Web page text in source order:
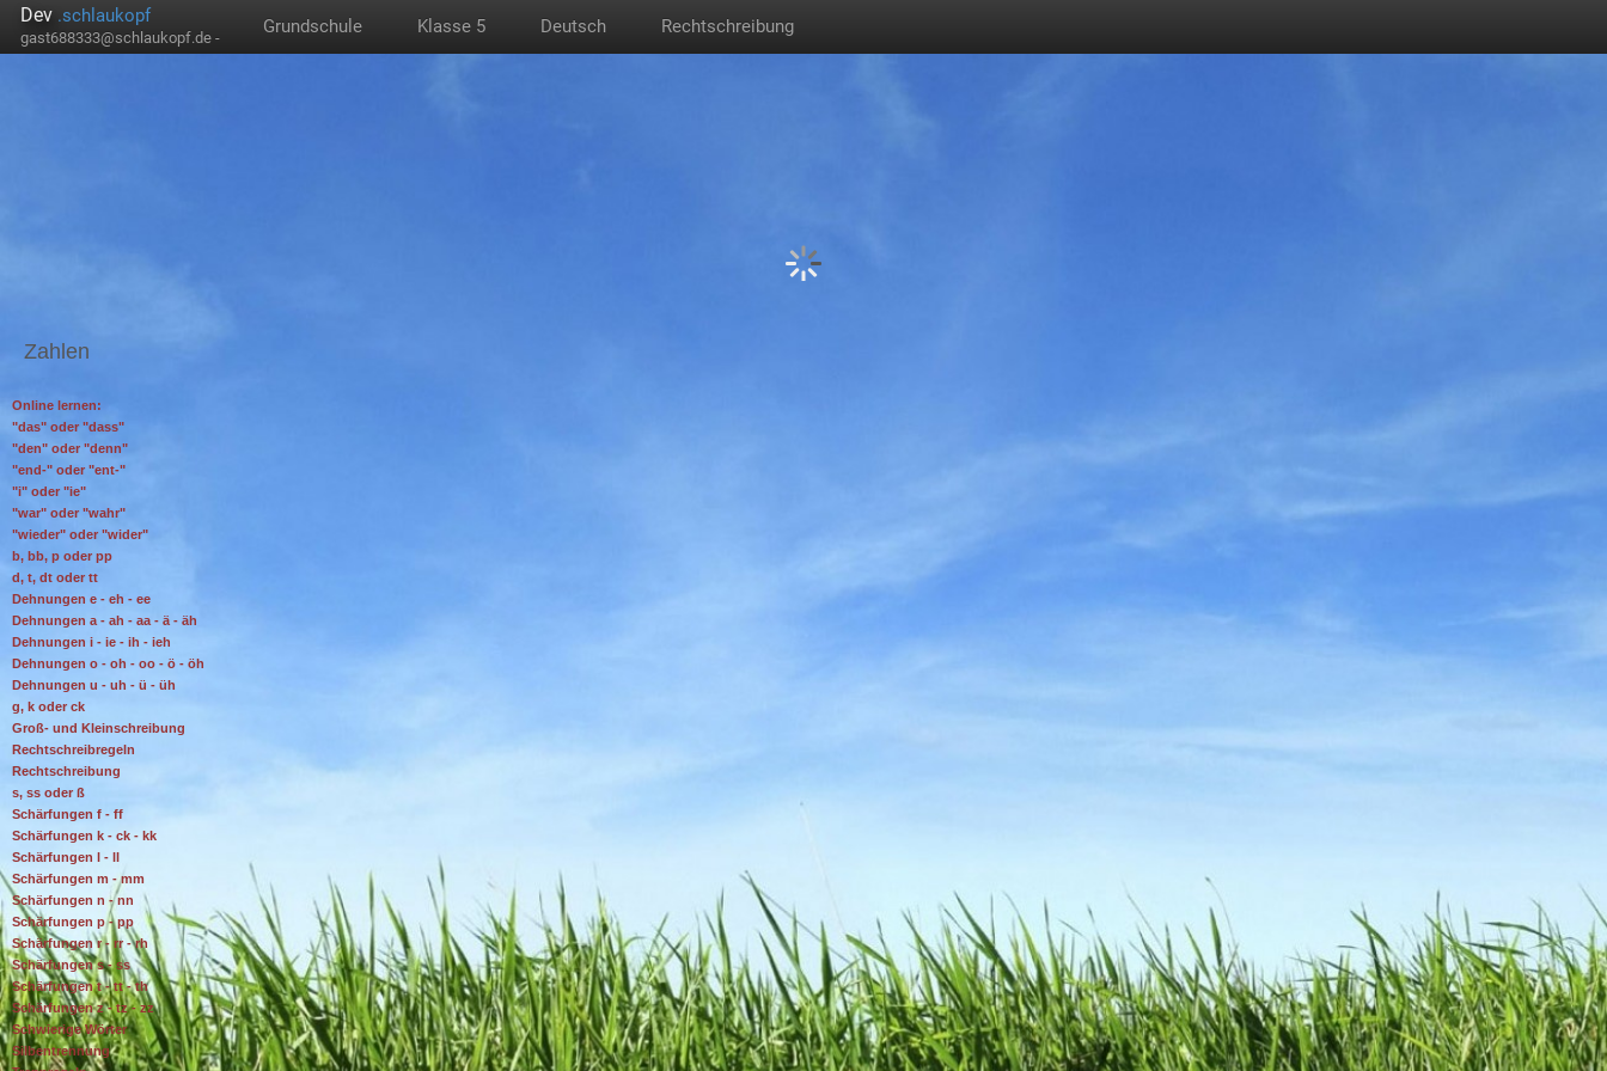
Dev .schlaukopf
gast688333@schlaukopf.de -
Grundschule Klasse 5 Deutsch Rechtschreibung
Zahlen
Online lernen:
"das" oder "dass"
"den" oder "denn"
"end-" oder "ent-"
"i" oder "ie"
"war" oder "wahr"
"wieder" oder "wider"
b, bb, p oder pp
d, t, dt oder tt
Dehnungen e - eh - ee
Dehnungen a - ah - aa - ä - äh
Dehnungen i - ie - ih - ieh
Dehnungen o - oh - oo - ö - öh
Dehnungen u - uh - ü - üh
g, k oder ck
Groß- und Kleinschreibung
Rechtschreibregeln
Rechtschreibung
s, ss oder ß
Schärfungen f - ff
Schärfungen k - ck - kk
Schärfungen l - ll
Schärfungen m - mm
Schärfungen n - nn
Schärfungen p - pp
Schärfungen r - rr - rh
Schärfungen s - ss
Schärfungen t - tt - th
Schärfungen z - tz - zz
Schwierige Wörter
Silbentrennung